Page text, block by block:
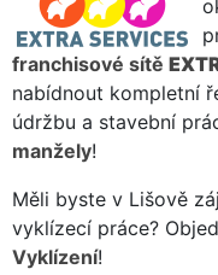
franchisové sítě
nabídnout kompletní
údržbu a stavební
manžely!
Měli byste v Lišově
vyklízecí práce?
Vyklízení!